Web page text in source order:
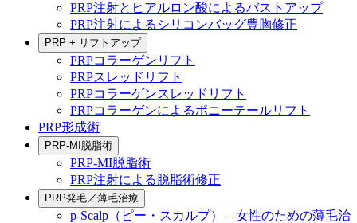
PRP注射とヒアルロン酸によるバストアップ
PRP注射によるシリコンバッグ豊胸修正
PRP + リフトアップ
PRPコラーゲンリフト
PRPスレッドリフト
PRPコラーゲンスレッドリフト
PRPコラーゲンによるポニーテールリフト
PRP形成術
PRP-MI脱脂術
PRP-MI脱脂術
PRP注射による脱脂術修正
PRP発毛／薄毛治療
p-Scalp（ピー・スカルプ） – 女性のための薄毛治